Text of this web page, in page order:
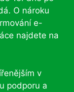
O nároku
e-
najdete na
v
podporu a